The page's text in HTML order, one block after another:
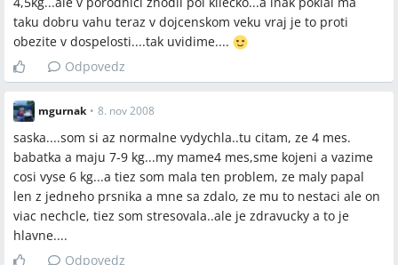
taku dobru vahu teraz v dojcenskom veku vraj je to proti
obezite v dospelosti....tak uvidime....
Odpovedz
mgurnak • 8. nov 2008
saska....som si az normalne vydychla..tu citam, ze 4 mes.
babatka a maju 7-9 kg...my mame4 mes,sme kojeni a vazime
cosi vyse 6 kg...a tiez som mala ten problem, ze maly papal
len z jedneho prsnika a mne sa zdalo, ze mu to nestaci ale on
viac nechcle, tiez som stresovala..ale je zdravucky a to je
hlavne....
Odpovedz